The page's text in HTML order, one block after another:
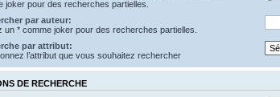
joker pour des recherches partielles.
par auteur:
un * comme joker pour des recherches partielles.
par attribut:
l’attribut que vous souhaitez rechercher
DE RECHERCHE